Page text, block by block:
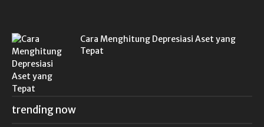
Cara Menghitung Depresiasi Aset yang
Tepat
trending now